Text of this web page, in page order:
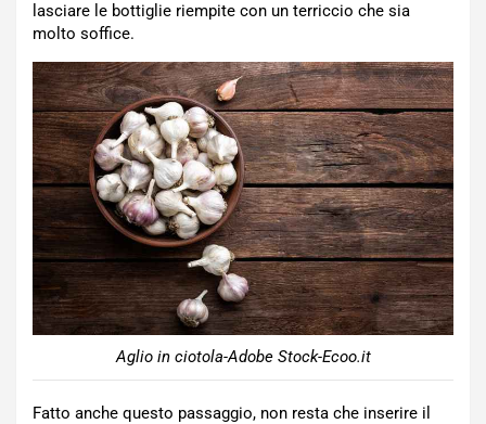
lasciare le bottiglie riempite con un terriccio che sia
molto soffice.
Aglio in ciotola-Adobe Stock-Ecoo.it
Fatto anche questo passaggio, non resta che inserire il